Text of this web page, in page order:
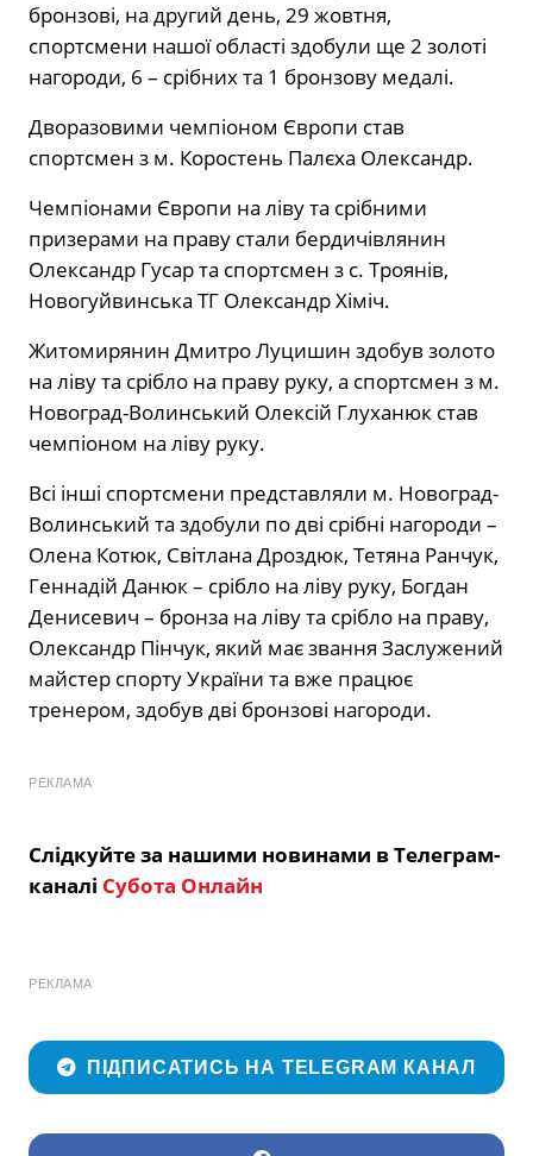
бронзові, на другий день, 29 жовтня,
спортсмени нашої області здобули ще 2 золоті
нагороди, 6 – срібних та 1 бронзову медалі.
Дворазовими чемпіоном Європи став
спортсмен з м. Коростень Палєха Олександр.
Чемпіонами Європи на ліву та срібними
призерами на праву стали бердичівлянин
Олександр Гусар та спортсмен з с. Троянів,
Новогуйвинська ТГ Олександр Хіміч.
Житомирянин Дмитро Луцишин здобув золото
на ліву та срібло на праву руку, а спортсмен з м.
Новоград-Волинський Олексій Глуханюк став
чемпіоном на ліву руку.
Всі інші спортсмени представляли м. Новоград-
Волинський та здобули по дві срібні нагороди –
Олена Котюк, Світлана Дроздюк, Тетяна Ранчук,
Геннадій Данюк – срібло на ліву руку, Богдан
Денисевич – бронза на ліву та срібло на праву,
Олександр Пінчук, який має звання Заслужений
майстер спорту України та вже працює
тренером, здобув дві бронзові нагороди.
РЕКЛАМА
Слідкуйте за нашими новинами в Телеграм-
каналі Субота Онлайн
РЕКЛАМА
ПІДПИСАТИСЬ НА TELEGRAM КАНАЛ